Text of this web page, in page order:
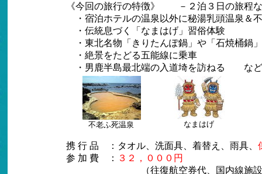
《今回の旅行の特徴》 －２泊３日の旅程
・ 宿泊ホテルの温泉以外に秘湯乳頭温泉＆
・ 伝統息づく「なまはげ」習俗体験
・ 東北名物「きりたんぽ鍋」や「石焼桶鍋
・ 絶景をたどる五能線に乗車
・ 男鹿半島最北端の入道埼を訪ねる など
不老ふ死温泉 なまはげ
携 行 品 ：タオル、洗面具、着替え、雨具、
参 加 費 ：
３２，０００円
（往復航空券代、国内線施